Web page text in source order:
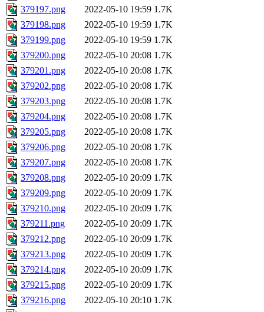
379197.png
2022-05-10 19:59 1.7K
379198.png
2022-05-10 19:59 1.7K
379199.png
2022-05-10 19:59 1.7K
379200.png
2022-05-10 20:08 1.7K
379201.png
2022-05-10 20:08 1.7K
379202.png
2022-05-10 20:08 1.7K
379203.png
2022-05-10 20:08 1.7K
379204.png
2022-05-10 20:08 1.7K
379205.png
2022-05-10 20:08 1.7K
379206.png
2022-05-10 20:08 1.7K
379207.png
2022-05-10 20:08 1.7K
379208.png
2022-05-10 20:09 1.7K
379209.png
2022-05-10 20:09 1.7K
379210.png
2022-05-10 20:09 1.7K
379211.png
2022-05-10 20:09 1.7K
379212.png
2022-05-10 20:09 1.7K
379213.png
2022-05-10 20:09 1.7K
379214.png
2022-05-10 20:09 1.7K
379215.png
2022-05-10 20:09 1.7K
379216.png
2022-05-10 20:10 1.7K